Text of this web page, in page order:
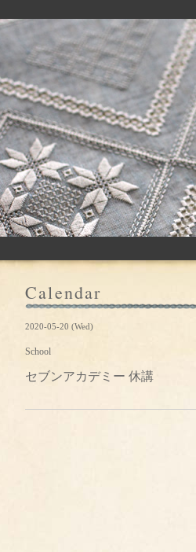
Calendar
2020-05-20 (Wed)
School
セブンアカデミー 休講